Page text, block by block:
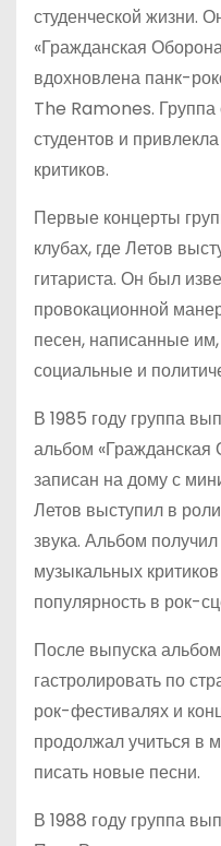
студенческой жизни.
«Гражданская
вдохновлена панк-
The Ramones. Группа
студентов и
критиков.
Первые концерты
клубах, где Летов
гитариста. Он был
провокационной
песен, написанные им,
социальные и
В 1985 году группа
альбом
записан на дому с
Летов выступил в
звука. Альбом
музыкальных
популярность в рок-
После выпуска
гастролировать по
рок-фестивалях и
продолжал учиться в
писать новые песни.
В 1988 году группа